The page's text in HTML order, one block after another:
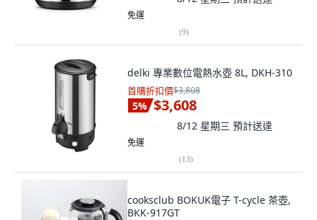
免運
(9)
delki 專業數位電熱水壺 8L, DKH-310
首購折扣價$3,808
5% $3,608
8/12 星期三 預計送達
免運
(13)
cooksclub BOKUK電子 T-cycle 茶壺,
BKK-917GT